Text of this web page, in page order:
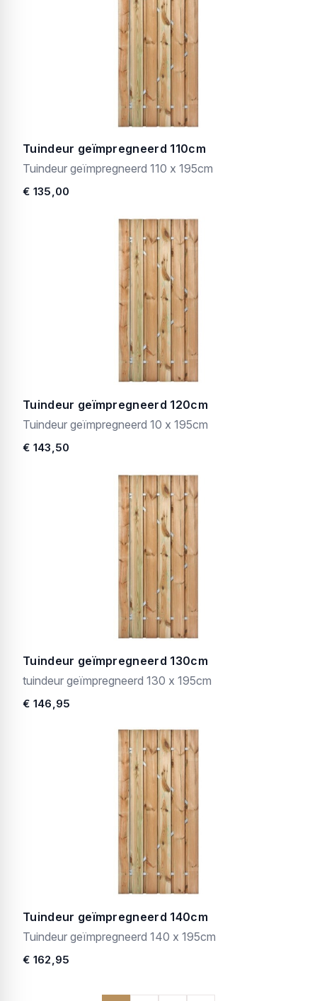
Tuindeur geïmpregneerd 110cm
Tuindeur geïmpregneerd 110 x 195cm
€ 135,00
Tuindeur geïmpregneerd 120cm
Tuindeur geïmpregneerd 10 x 195cm
€ 143,50
Tuindeur geïmpregneerd 130cm
tuindeur geïmpregneerd 130 x 195cm
€ 146,95
Tuindeur geïmpregneerd 140cm
Tuindeur geïmpregneerd 140 x 195cm
€ 162,95